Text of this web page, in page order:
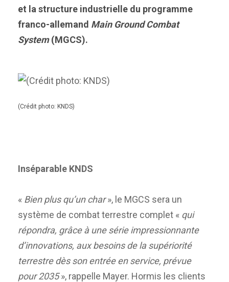
et la structure industrielle du programme
franco-allemand Main Ground Combat
System(MGCS).
(Crédit photo: KNDS)
Inséparable KNDS
« Bien plus qu’un char», le MGCS sera un
système de combat terrestre complet « qui
répondra, grâce à une série impressionnante
d’innovations, aux besoins de la supériorité
terrestre dès son entrée en service, prévue
pour 2035», rappelle Mayer. Hormis les clients